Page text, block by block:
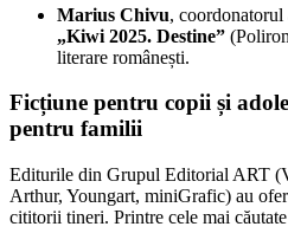
Marius Chivu, coordonatorul
„Kiwi 2025. Destine”
literare românești.
Ficțiune pentru copii și
pentru familii
Editurile din Grupul Editorial ART
Arthur, Youngart, miniGrafic) au
cititorii tineri. Printre cele mai